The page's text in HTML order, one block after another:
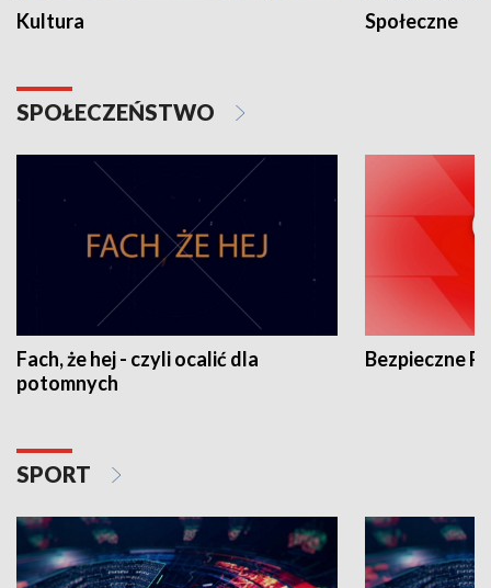
Kultura Społeczne
SPOŁECZEŃSTWO
Fach, że hej - czyli ocalić dla
potomnych
Bezpieczne
SPORT